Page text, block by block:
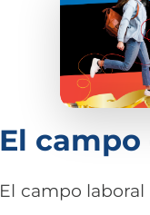
El
El campo